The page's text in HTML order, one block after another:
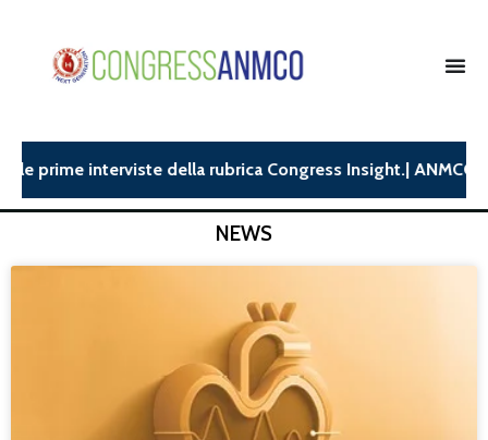
interviste della rubrica Congress Insight.| ANMCO26:
NEWS